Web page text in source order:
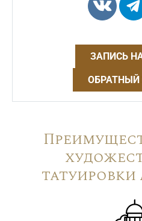
ЗАПИСЬ
ОБРАТНЫЙ